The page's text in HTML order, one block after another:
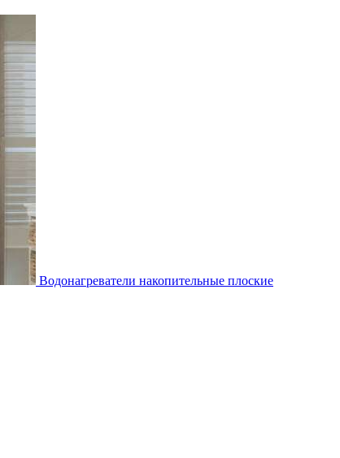
Водонагреватели накопительные плоские